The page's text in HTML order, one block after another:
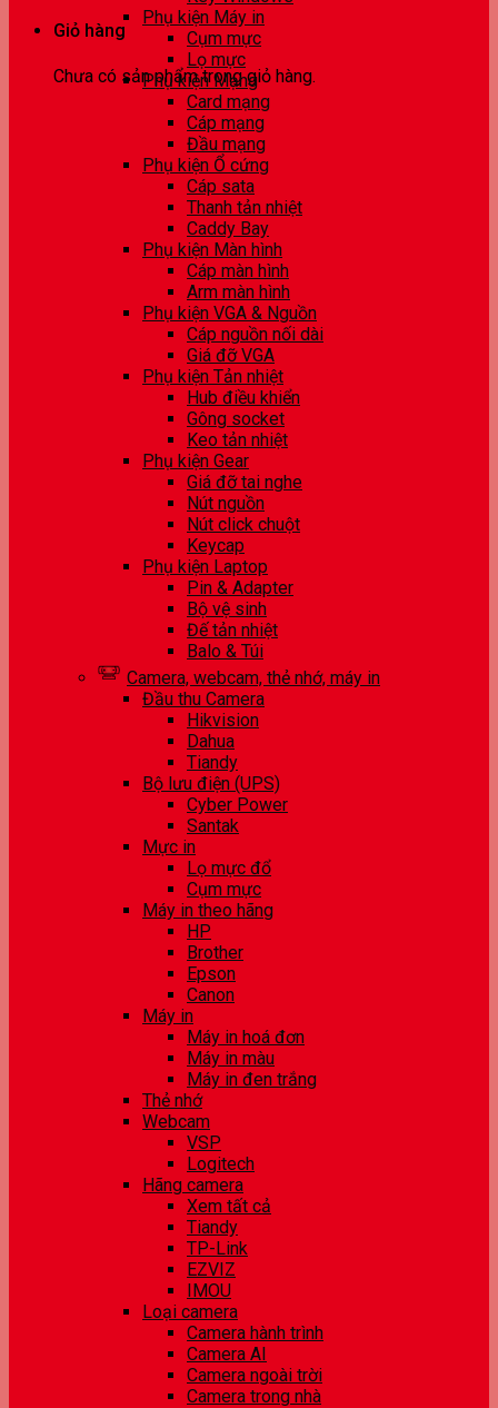
Giỏ hàng
Chưa có sản phẩm trong giỏ hàng.
Phụ kiện Máy in
Cụm mực
Lọ mực
Phụ kiện Mạng
Card mạng
Cáp mạng
Đầu mạng
Phụ kiện Ổ cứng
Cáp sata
Thanh tản nhiệt
Caddy Bay
Phụ kiện Màn hình
Cáp màn hình
Arm màn hình
Phụ kiện VGA & Nguồn
Cáp nguồn nối dài
Giá đỡ VGA
Phụ kiện Tản nhiệt
Hub điều khiển
Gông socket
Keo tản nhiệt
Phụ kiện Gear
Giá đỡ tai nghe
Nút nguồn
Nút click chuột
Keycap
Phụ kiện Laptop
Pin & Adapter
Bộ vệ sinh
Đế tản nhiệt
Balo & Túi
Camera, webcam, thẻ nhớ, máy in
Đầu thu Camera
Hikvision
Dahua
Tiandy
Bộ lưu điện (UPS)
Cyber Power
Santak
Mực in
Lọ mực đổ
Cụm mực
Máy in theo hãng
HP
Brother
Epson
Canon
Máy in
Máy in hoá đơn
Máy in màu
Máy in đen trắng
Thẻ nhớ
Webcam
VSP
Logitech
Hãng camera
Xem tất cả
Tiandy
TP-Link
EZVIZ
IMOU
Loại camera
Camera hành trình
Camera AI
Camera ngoài trời
Camera trong nhà